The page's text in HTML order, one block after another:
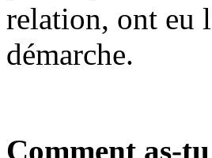
relation, ont eu
démarche.
Comment as-